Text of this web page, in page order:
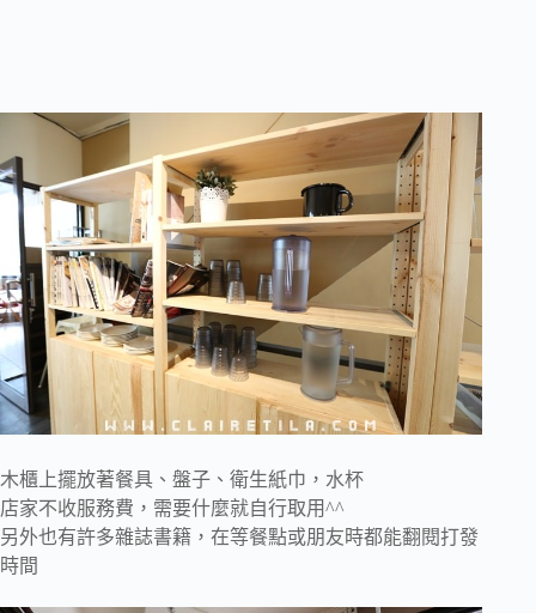
木櫃上擺放著餐具、盤子、衛生紙巾，水杯
店家不收服務費，需要什麼就自行取用^^
另外也有許多雜誌書籍，在等餐點或朋友時都能翻閱打發
時間